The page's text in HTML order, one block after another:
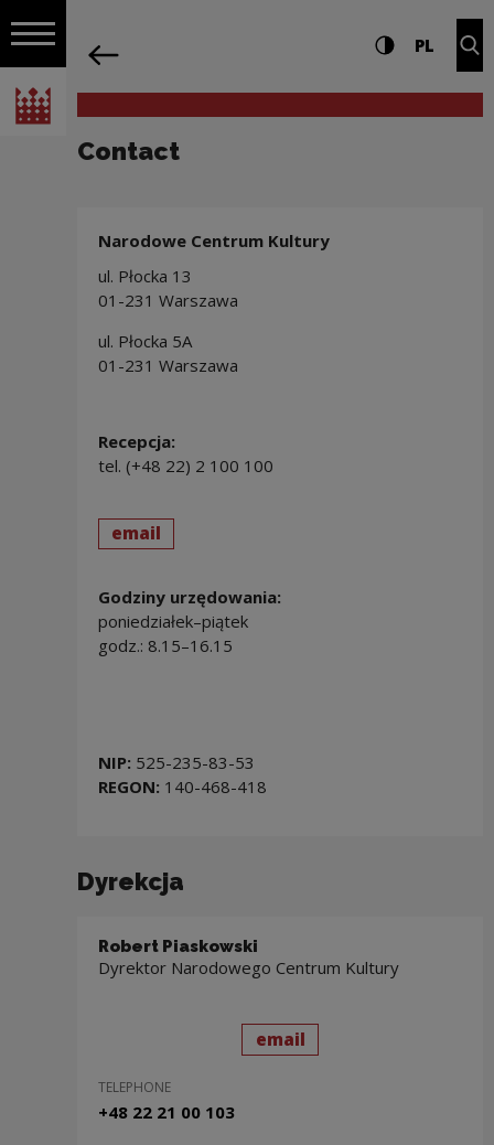
Open navigation
National Centre for Culture Poland
Navigation Settings and search
High contrast
PL
Contact
Narodowe Centrum Kultury
ul. Płocka 13
01-231 Warszawa
ul. Płocka 5A
01-231 Warszawa
Recepcja:
tel. (+48 22) 2 100 100
send
email
Godziny urzędowania:
poniedziałek–piątek
godz.: 8.15–16.15
NIP: 525-235-83-53
REGON: 140-468-418
Dyrekcja
Robert Piaskowski
Dyrektor Narodowego Centrum Kultury
send
emailto: Robert Piaskowski
TELEPHONE
+48 22 21 00 103